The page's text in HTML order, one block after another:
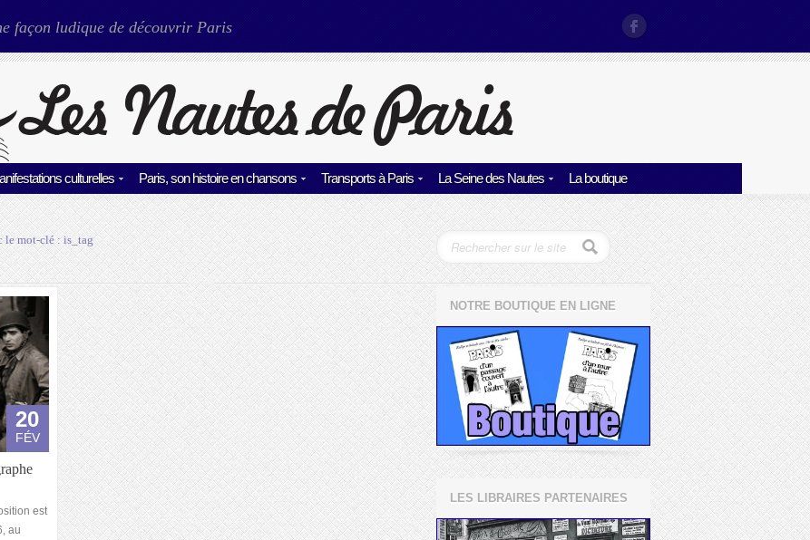
façon ludique de découvrir Paris
culturelles Paris, son histoire en chansons Transports à Paris La Seine des Nautes La boutique
le mot-clé :is_tag
20
FÉV
est
au
NOTRE BOUTIQUE EN LIGNE
LES LIBRAIRES PARTENAIRES